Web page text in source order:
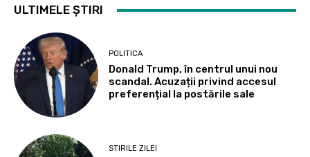
ULTIMELE ȘTIRI
POLITICA
Donald Trump, în centrul unui nou
scandal. Acuzații privind accesul
preferențial la postările sale
STIRILE ZILEI